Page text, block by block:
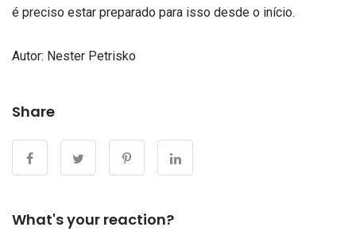
é preciso estar preparado para isso desde o início.
Autor: Nester Petrisko
Share
What's your reaction?